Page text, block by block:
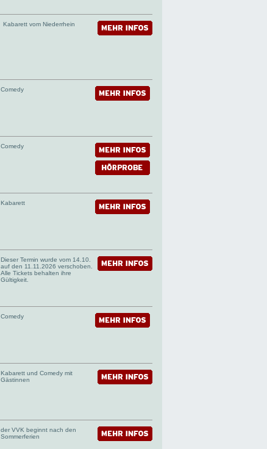
Kabarett vom Niederrhein
Comedy
Comedy
Kabarett
Dieser Termin wurde vom 14.10.
auf den 11.11.2026 verschoben.
Alle Tickets behalten ihre
Gültigkeit.
Comedy
Kabarett und Comedy mit
Gästinnen
der VVK beginnt nach den
Sommerferien